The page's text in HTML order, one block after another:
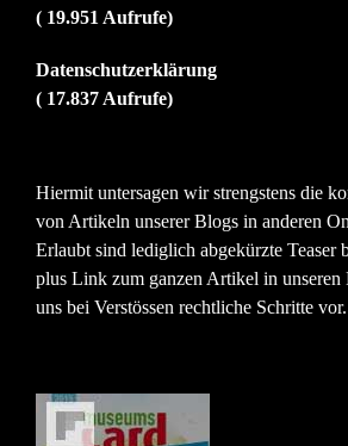
( 19.951 Aufrufe)
Datenschutzerklärung
( 17.837 Aufrufe)
Hiermit untersagen wir strengstens die
von Artikeln unserer Blogs in anderen
Erlaubt sind lediglich abgekürzte Teaser
plus Link zum ganzen Artikel in unseren
uns bei Verstössen rechtliche Schritte